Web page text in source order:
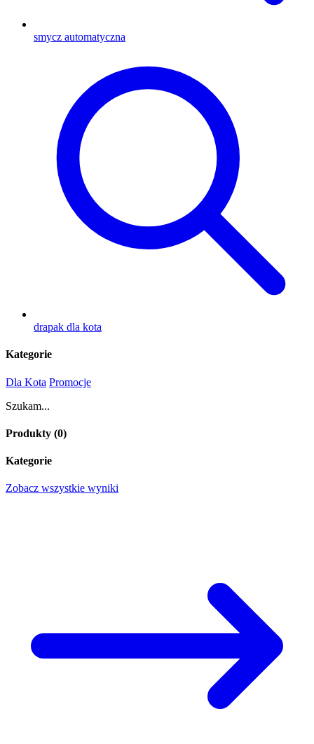
smycz automatyczna
drapak dla kota
Kategorie
Dla Kota Promocje
Szukam...
Produkty (0)
Kategorie
Zobacz wszystkie wyniki